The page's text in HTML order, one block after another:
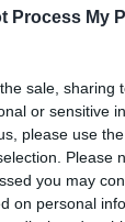
Process My
sale, sharing
or sensitive
please use
Please
you may
on personal
ότι